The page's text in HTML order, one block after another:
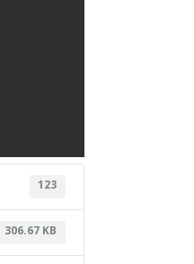
123
306.67 KB